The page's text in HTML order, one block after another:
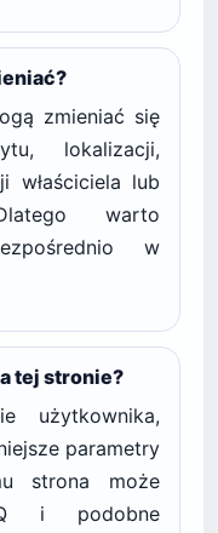
zmieniać się
lokalizacji,
właściciela lub
warto
w
tej stronie?
użytkownika,
parametry
strona może
i podobne